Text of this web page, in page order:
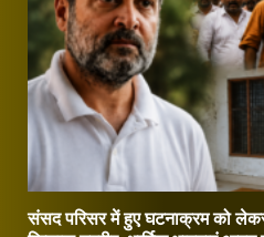
संसद परिसर में हुए घटनाक्रम को